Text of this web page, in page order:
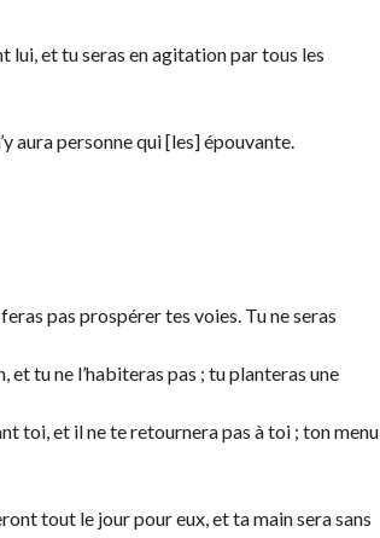
lui, et tu seras en agitation par tous les
aura personne qui [les] épouvante.
pas prospérer tes voies. Tu ne seras
tu ne l’habiteras pas ; tu planteras une
toi, et il ne te retournera pas à toi ; ton menu
tout le jour pour eux, et ta main sera sans